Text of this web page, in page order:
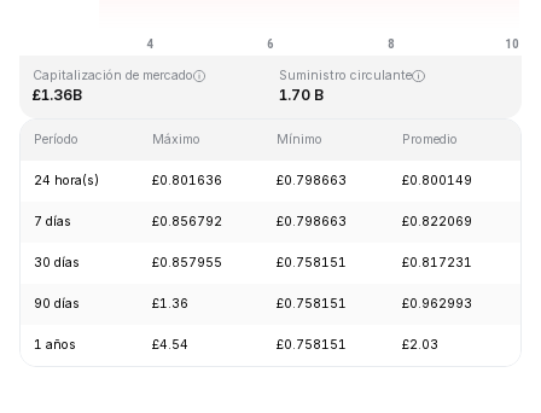
Capitalización de mercado
£1.36B
Suministro circulante
1.70 B
Período Máximo Mínimo Promedio
24 hora(s) £0.801636 £0.798663 £0.800149
7 días £0.856792 £0.798663 £0.822069
30 días £0.857955 £0.758151 £0.817231
90 días £1.36 £0.758151 £0.962993
1 años £4.54 £0.758151 £2.03